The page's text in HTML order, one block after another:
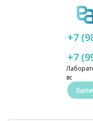
вс
+7
+7